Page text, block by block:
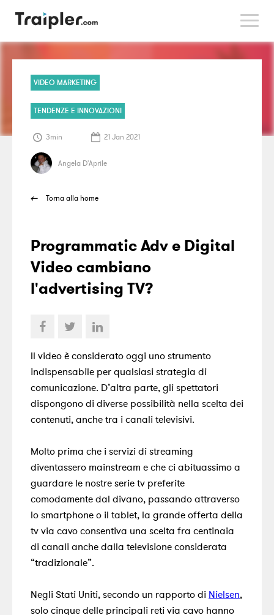
>
VIDEO MARKETING
TENDENZE E INNOVAZIONI
3min 21 Jan 2021
Angela D'Aprile
Torna alla home
Programmatic Adv e Digital
Video cambiano
l'advertising TV?
Il video è considerato oggi uno strumento
indispensabile per qualsiasi strategia di
comunicazione. D’altra parte, gli spettatori
dispongono di diverse possibilità nella scelta dei
contenuti, anche tra i canali televisivi.
Molto prima che i servizi di streaming
diventassero mainstream e che ci abituassimo a
guardare le nostre serie tv preferite
comodamente dal divano, passando attraverso
lo smartphone o il tablet, la grande offerta della
tv via cavo consentiva una scelta fra centinaia
di canali anche dalla televisione considerata
“tradizionale”.
Negli Stati Uniti, secondo un rapporto di Nielsen,
solo cinque delle principali reti via cavo hanno